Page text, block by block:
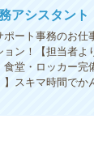
アシスタント
ート事務のお仕
ン！【担当者
堂・ロッカー
】スキマ時間で